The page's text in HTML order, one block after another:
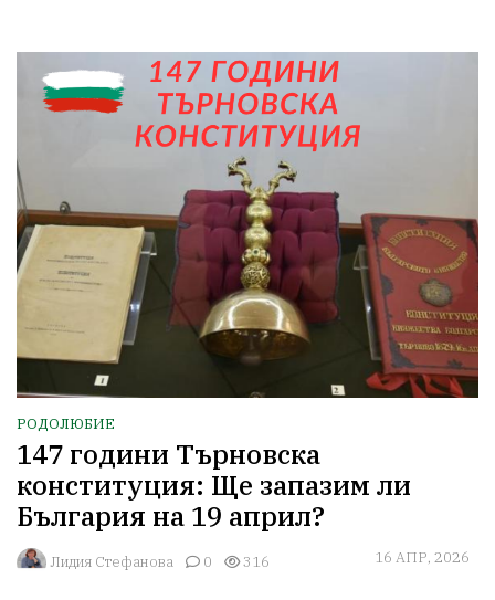
РОДОЛЮБИЕ
147 години Търновска
конституция: Ще запазим ли
България на 19 април?
Лидия Стефанова 0 316 16 АПР, 2026